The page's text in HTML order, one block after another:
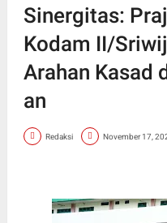
Sinergitas:
Kodam II/
Arahan Kasad
an
Redaksi November 17,